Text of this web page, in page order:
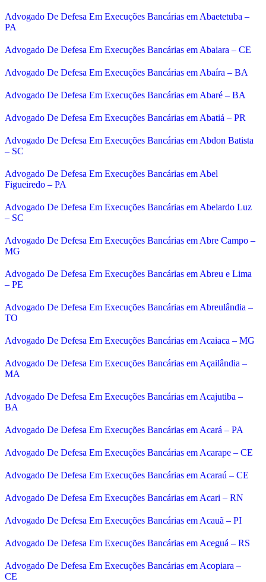
Advogado De Defesa Em Execuções Bancárias em Abaetetuba –
PA
Advogado De Defesa Em Execuções Bancárias em Abaiara – CE
Advogado De Defesa Em Execuções Bancárias em Abaíra – BA
Advogado De Defesa Em Execuções Bancárias em Abaré – BA
Advogado De Defesa Em Execuções Bancárias em Abatiá – PR
Advogado De Defesa Em Execuções Bancárias em Abdon Batista
– SC
Advogado De Defesa Em Execuções Bancárias em Abel
Figueiredo – PA
Advogado De Defesa Em Execuções Bancárias em Abelardo Luz
– SC
Advogado De Defesa Em Execuções Bancárias em Abre Campo –
MG
Advogado De Defesa Em Execuções Bancárias em Abreu e Lima
– PE
Advogado De Defesa Em Execuções Bancárias em Abreulândia –
TO
Advogado De Defesa Em Execuções Bancárias em Acaiaca – MG
Advogado De Defesa Em Execuções Bancárias em Açailândia –
MA
Advogado De Defesa Em Execuções Bancárias em Acajutiba –
BA
Advogado De Defesa Em Execuções Bancárias em Acará – PA
Advogado De Defesa Em Execuções Bancárias em Acarape – CE
Advogado De Defesa Em Execuções Bancárias em Acaraú – CE
Advogado De Defesa Em Execuções Bancárias em Acari – RN
Advogado De Defesa Em Execuções Bancárias em Acauã – PI
Advogado De Defesa Em Execuções Bancárias em Aceguá – RS
Advogado De Defesa Em Execuções Bancárias em Acopiara –
CE